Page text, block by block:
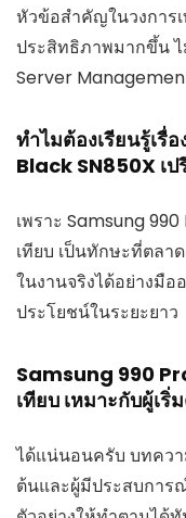
หัวข้อสำคัญในวงการ
ประสิทธิภาพมากขึ้น ไ
Server
ทำไมต้องเรียนรู้เรื่
Black SN850X เป
เพราะ Samsung
เทียบ เป็นทักษะที่ตล
ในงานจริงได้อย่างมือ
ประโยชน์ในระยะยาว
Samsung 990
เทียบ เหมาะกับผู้เริ่
ได้แน่นอนครับ บทควา
ต้นและผู้มีประสบกา